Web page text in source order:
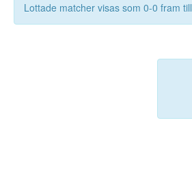
Lottade matcher visas som 0-0 fram